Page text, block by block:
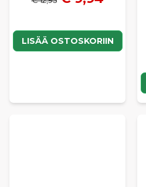
LISÄÄ OSTOSKORIIN